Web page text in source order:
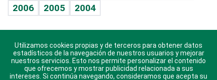
Sin complejos
En pocas palabras
Escuchando al corazón
Economía Personal
2006
2005 2004
Descarga nuestras aplicaciones para Android, iOS y
sistema Huawei.
Utilizamos cookies propias y de terceros para obtener datos
estadísticos de la navegación de nuestros usuarios y mejorar
nuestros servicios. Esto nos permite personalizar el contenido
que ofrecemos y mostrar publicidad relacionada a sus
intereses. Si continúa navegando, consideramos que acepta su